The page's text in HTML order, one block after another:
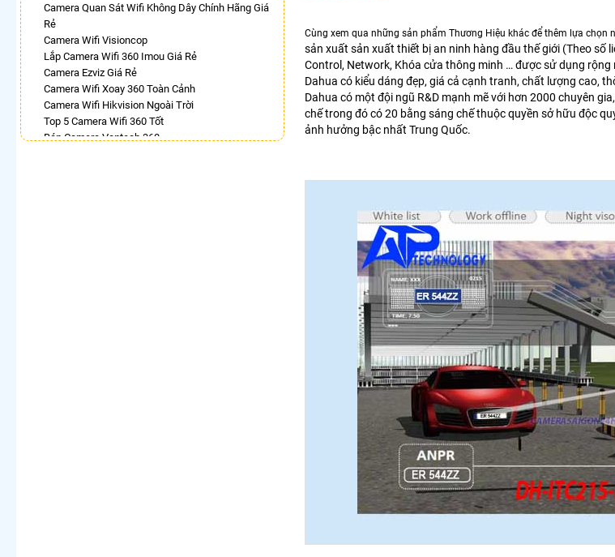
Camera Quan Sát Wifi Không Dây Chính Hãng Giá
Rẻ
Camera Wifi Visioncop
Lắp Camera Wifi 360 Imou Giá Rẻ
Camera Ezviz Giá Rẻ
Camera Wifi Xoay 360 Toàn Cảnh
Camera Wifi Hikvision Ngoài Trời
Top 5 Camera Wifi 360 Tốt
Bán Camera Vantech 360
Cùng xem qua những sản phẩm Thương Hiệu khác để thêm lựa chọn
sản xuất sản xuất thiết bị an ninh hàng đầu thế giới (Theo số
Control, Network, Khóa cửa thông minh … được sử dụng
Dahua có kiểu dáng đẹp, giá cả cạnh tranh, chất lượng cao,
Dahua có một đội ngũ R&D mạnh mẽ với hơn 2000 chuyên
chế trong đó có 20 bằng sáng chế thuộc quyền sở hữu độc
ảnh hưởng bậc nhất Trung Quốc.